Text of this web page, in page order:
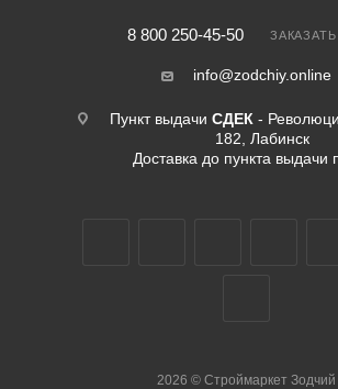
8 800 250-45-50
info@zodchiy.online
Пункт выдачи СДЕК -
182, Лабинск
Доставка до пункта выдачи
2026 ©Строймаркет Зодчий